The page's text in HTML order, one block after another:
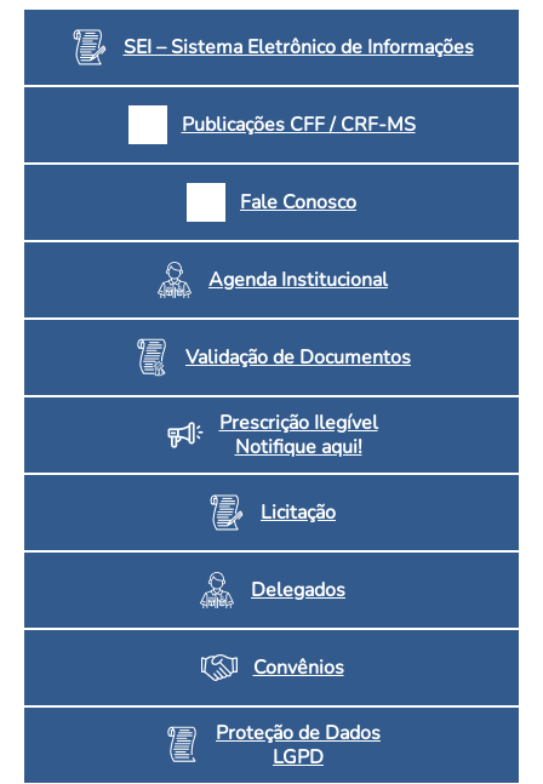
SEI – Sistema Eletrônico de Informações
Publicações CFF / CRF-MS
Fale Conosco
Agenda Institucional
Validação de Documentos
Prescrição Ilegível
Notifique aqui!
Licitação
Delegados
Convênios
Proteção de Dados
LGPD